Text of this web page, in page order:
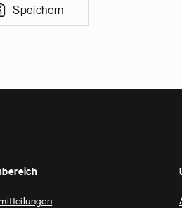
Speichern